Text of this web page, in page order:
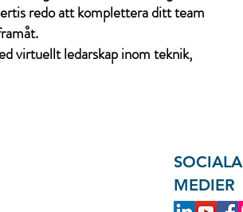
redo att komplettera ditt team
virtuellt ledarskap inom teknik,
SOCIALA
MEDIER